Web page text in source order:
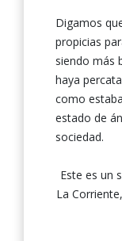
Digamos
propicias
siendo más
haya
como
estado de
sociedad.
Este es un
La